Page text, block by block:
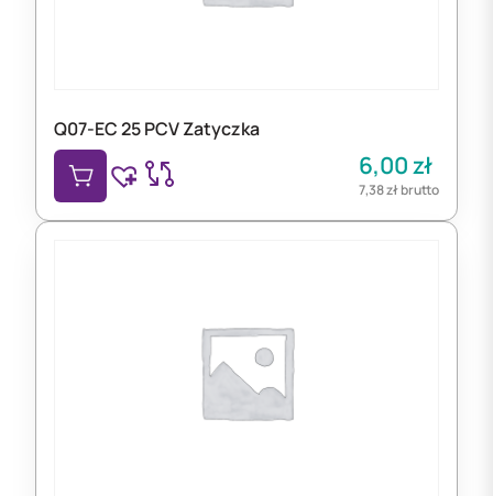
Q07-EC 25 PCV Zatyczka
6,00zł
7,38złbrutto